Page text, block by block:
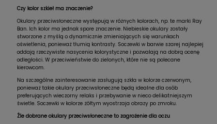
Czy kolor szkieł ma znaczenie?
Okulary przeciwsłoneczne występują w różnych kolorach, np. te marki Ray
Ban. Ich kolor ma jednak spore znaczenie. Niebieskie okulary zostały
stworzone z myślą o dynamicznie zmieniających się warunkach
oświetlenia, ponieważ tłumią kontrasty. Soczewki w barwie szarej najlepiej
oddają rzeczywiste nasycenia kolorystyczne i pozwalają na dobrą ocenę
odległości. W przeciwieństwie do zielonych, które nie są polecane
kierowcom.
Na szczególne zainteresowanie zasługują szkła w kolorze czerwonym,
ponieważ takie okulary przeciwsłoneczne będą idealne dla osób
preferujących wieczorny relaks i przebywanie w nieco delikatniejszym
świetle. Soczewki w kolorze żółtym wyostrzaja obrazy po zmroku.
Źle dobrane okulary przeciwsłoneczne to zagrożenie dla oczu